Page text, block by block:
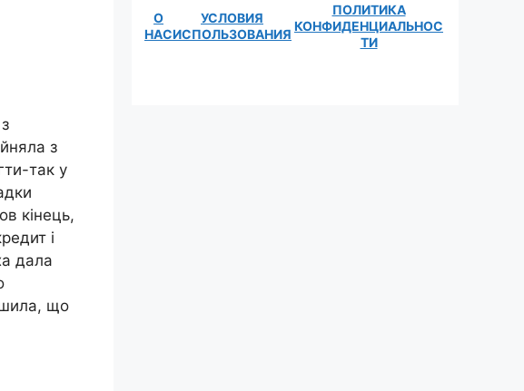
з
так у
кінець,
і
дала
що
О
НАС
УСЛОВИЯ
ИСПОЛЬЗОВАНИЯ
ПОЛИТИКА
КОНФИДЕНЦИАЛЬНОС
ТИ